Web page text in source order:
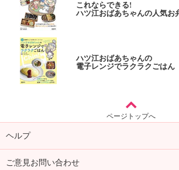
これならできる!
ハツ江おばあちゃんの人気お
ハツ江おばあちゃんの
電子レンジでラクラクごはん
ページトップへ
ヘルプ
ご意見お問い合わせ